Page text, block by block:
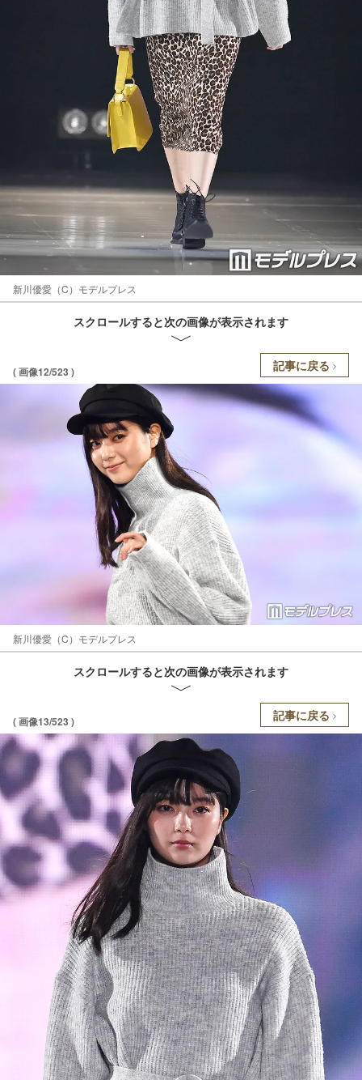
新川優愛（C）モデルプレス
スクロールすると次の画像が表示されます
( 画像12/523 ) 記事に戻る
新川優愛（C）モデルプレス
スクロールすると次の画像が表示されます
( 画像13/523 ) 記事に戻る